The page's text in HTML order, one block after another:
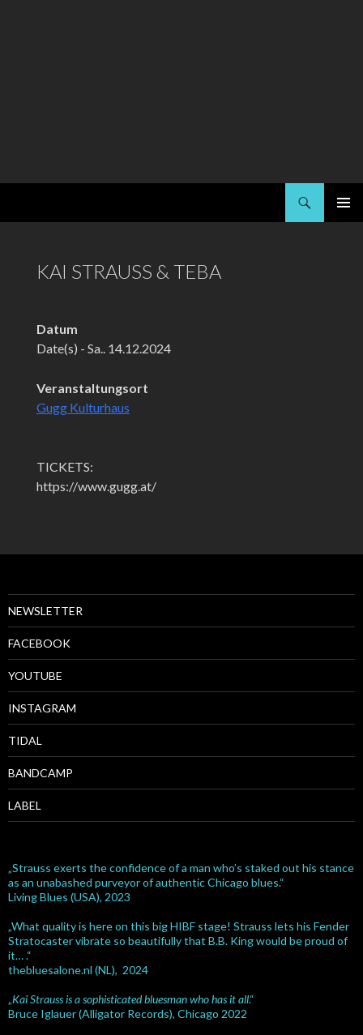
KAI STRAUSS & TEBA
Datum
Date(s) - Sa.. 14.12.2024
Veranstaltungsort
Gugg Kulturhaus
TICKETS:
https://www.gugg.at/
NEWSLETTER
FACEBOOK
YOUTUBE
INSTAGRAM
TIDAL
BANDCAMP
LABEL
„Strauss exerts the confidence of a man who’s staked out his stance
as an unabashed purveyor of authentic Chicago blues.“
Living Blues (USA), 2023
„What quality is here on this big HIBF stage! Strauss lets his Fender
Stratocaster vibrate so beautifully that B.B. King would be proud of
it… .“
thebluesalone.nl (NL), 2024
„Kai Strauss is a sophisticated bluesman who has it all.“
Bruce Iglauer (Alligator Records), Chicago 2022